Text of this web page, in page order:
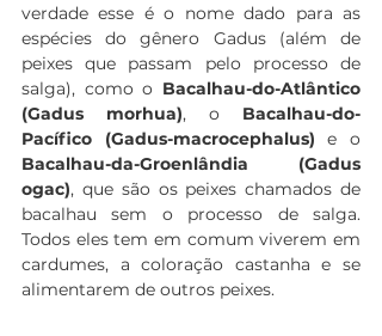
verdade esse é o nome dado para as
espécies do gênero Gadus (além de
peixes que passam pelo processo de
salga), como o Bacalhau-do-Atlântico
(Gadus morhua), o Bacalhau-do-
Pacífico (Gadus-macrocephalus)
Bacalhau-da-Groenlândia (Gadus
ogac), que são os peixes chamados de
bacalhau sem o processo de salga.
Todos eles tem em comum viverem em
cardumes, a coloração castanha e se
alimentarem de outros peixes.